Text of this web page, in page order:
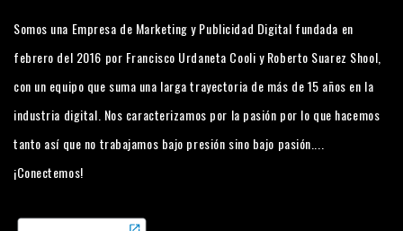
Somos una Empresa de Marketing y Publicidad Digital fundada en
febrero del 2016 por Francisco Urdaneta Cooli y Roberto Suarez Shool,
con un equipo que suma una larga trayectoria de más de 15 años en la
industria digital. Nos caracterizamos por la pasión por lo que hacemos
tanto así que no trabajamos bajo presión sino bajo pasión....
¡Conectemos!